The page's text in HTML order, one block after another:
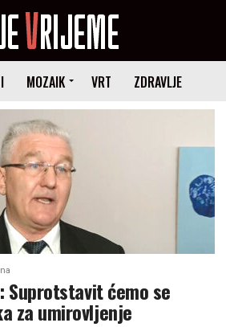
MOZAIK VRT ZDRAVLJE
Suprotstavit ćemo se
za umirovljenje